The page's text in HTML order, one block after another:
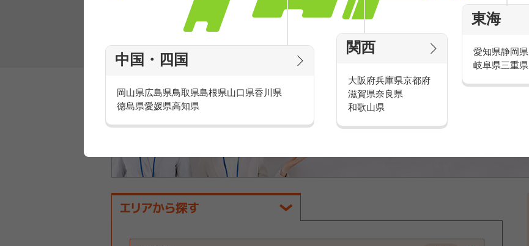
東海
愛知県静岡県
岐阜県三重県
関西
大阪府兵庫県京都府
滋賀県奈良県
和歌山県
中国・四国
岡山県広島県鳥取県島根県山口県香川県
徳島県愛媛県高知県
有名ブランドで楽しく働こう
人気を誇るブランドで 販売&店舗運営スタッ
フ積極採用中！
家電量販店の派遣・バイト求人
家電量販店で働くメリットをご紹介！